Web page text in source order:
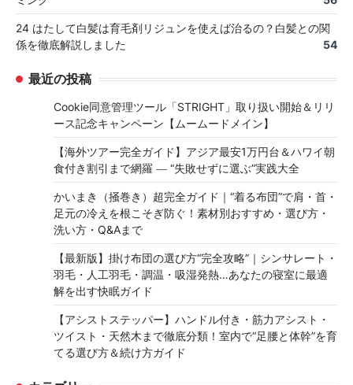
24 はたして白髪は育毛剤リジュンを使えば治るの？白髪との関
係を徹底解説しました
54
最近の投稿
Cookie同意管理ツール「STRIGHT」取り扱い開始＆リリ
ース記念キャンペーン【ムームードメイン】
【海外ツアー完全ガイド】アジア最安1万円台＆ハワイ朝
食付き割引まで網羅 ― “失敗せずに選ぶ”実践大全
かいまき（掻巻き）超完全ガイド｜“着る布団”で肩・首・
足元の冷えを根こそぎ防ぐ！素材別おすすめ・選び方・
洗い方・Q&Aまで
【最新版】掛け布団の選び方“完全攻略”｜シンサレート・
羽毛・人工羽毛・調温・吸湿発熱…あなたの寝室に最適
解を出す快眠ガイド
【アシストステッパー】ハンドル付き・筋力アシスト・
ツイスト・天然木まで徹底分類！室内で“足腰と体幹”を育
てる選び方＆続け方ガイド